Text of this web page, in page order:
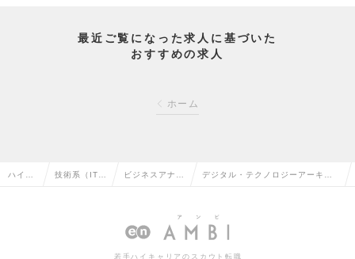
最近ご覧になった求人に基づいた
おすすめの求人
ホーム
ハイク 技術系（IT・ ビジネスアナリ
クトの転職
デジタル・テクノロジーアーキテ
ー～Mgr候補）の求人情報
若手ハイキャリアのスカウト転職